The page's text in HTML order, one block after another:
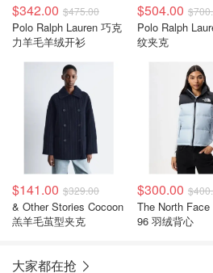
$342.00 $475.00
Polo Ralph Lauren 巧克
力羊毛羊绒开衫
$504.00
Polo Ralph
纹夹克
$141.00 $329.00
& Other Stories Cocoon
羔羊毛茧型夹克
$300.00
The North Face
96 羽绒背心
大家都在抢